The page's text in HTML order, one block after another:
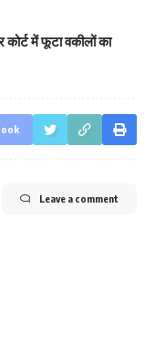
कोर्ट में फूटा वकीलों का
Leave a comment